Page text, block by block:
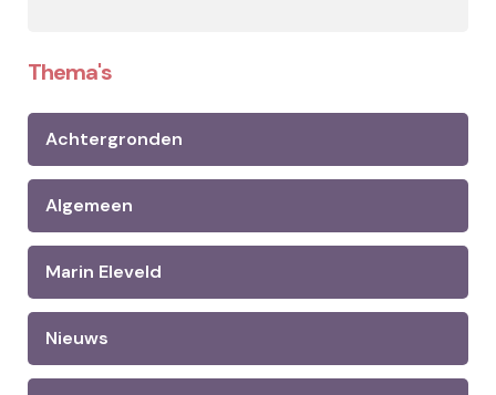
Thema's
Achtergronden
Algemeen
Marin Eleveld
Nieuws